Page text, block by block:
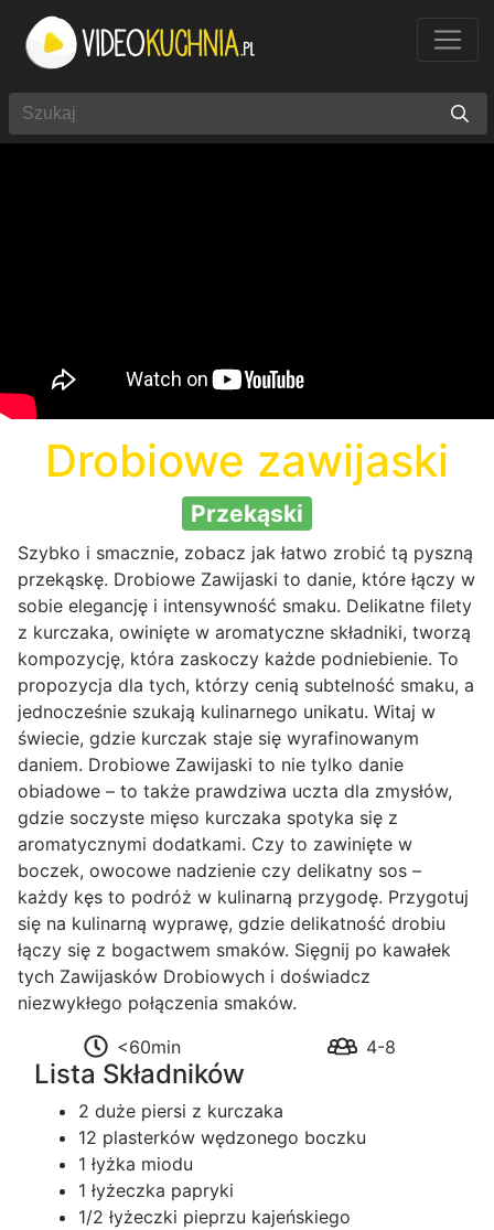
Drobiowe zawijaski
Przekąski
Szybko i smacznie, zobacz jak łatwo zrobić tą pyszną
przekąskę. Drobiowe Zawijaski to danie, które łączy w
sobie elegancję i intensywność smaku. Delikatne filety
z kurczaka, owinięte w aromatyczne składniki, tworzą
kompozycję, która zaskoczy każde podniebienie. To
propozycja dla tych, którzy cenią subtelność smaku, a
jednocześnie szukają kulinarnego unikatu. Witaj w
świecie, gdzie kurczak staje się wyrafinowanym
daniem. Drobiowe Zawijaski to nie tylko danie
obiadowe – to także prawdziwa uczta dla zmysłów,
gdzie soczyste mięso kurczaka spotyka się z
aromatycznymi dodatkami. Czy to zawinięte w
boczek, owocowe nadzienie czy delikatny sos –
każdy kęs to podróż w kulinarną przygodę. Przygotuj
się na kulinarną wyprawę, gdzie delikatność drobiu
łączy się z bogactwem smaków. Sięgnij po kawałek
tych Zawijasków Drobiowych i doświadcz
niezwykłego połączenia smaków.
<60min
4-8
Lista Składników
2 duże piersi z kurczaka
12 plasterków wędzonego boczku
1 łyżka miodu
1 łyżeczka papryki
1/2 łyżeczki pieprzu kajeńskiego